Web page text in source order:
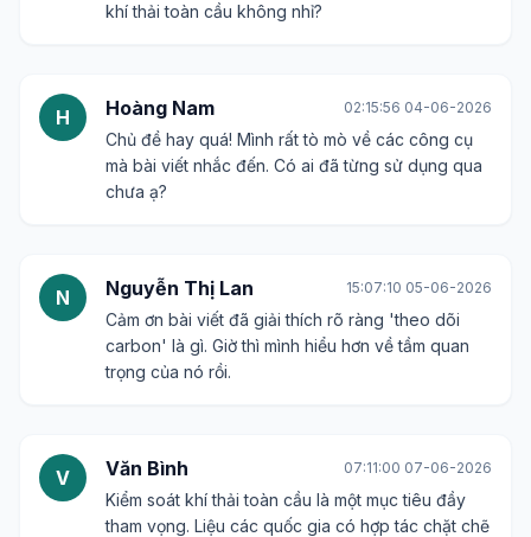
khí thải toàn cầu không nhỉ?
H Hoàng Nam 02:15:56 04-06-2026
Chủ đề hay quá! Mình rất tò mò về các công cụ
mà bài viết nhắc đến. Có ai đã từng sử dụng qua
chưa ạ?
N Nguyễn Thị Lan 15:07:10 05-06-2026
Cảm ơn bài viết đã giải thích rõ ràng 'theo dõi
carbon' là gì. Giờ thì mình hiểu hơn về tầm quan
trọng của nó rồi.
V Văn Bình 07:11:00 07-06-2026
Kiểm soát khí thải toàn cầu là một mục tiêu đầy
tham vọng. Liệu các quốc gia có hợp tác chặt chẽ